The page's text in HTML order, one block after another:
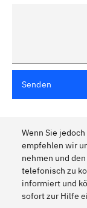
Senden
Wenn Sie
empfehlen wir
nehmen und
telefonisch zu
informiert und
sofort zur Hilfe